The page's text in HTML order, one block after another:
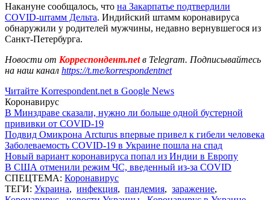
Накануне сообщалось, что на Закарпатье подтвердили
COVID-штамм Дельта. Индийский штамм коронавируса
обнаружили у родителей мужчины, недавно вернувшегося из
Санкт-Петербурга.
Новости от Корреспондент.netв Telegram. Подписывайтесь
на наш канал https://t.me/korrespondentnet
Читайте Korrespondent.net в Google News
Коронавирус
В Минздраве сказали, нужно ли больше одной бустерной
прививки от COVID-19
Подвид Омикрона Arcturus впервые привел к гибели человека
Заболеваемость COVID-19 в Украине пошла на спад
Новый вариант коронавируса попал из Индии в Европу
В США отменили режим ЧС, введенный из-за COVID
СПЕЦТЕМА: Коронавирус
ТЕГИ: Украина, инфекция, пандемия, заражение,